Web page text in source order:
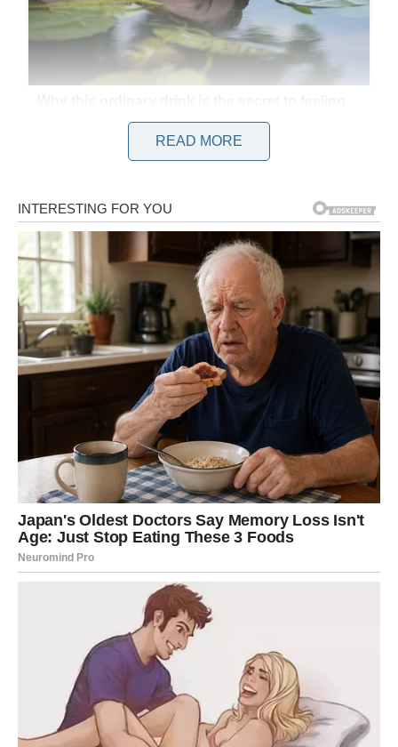
U intervjuu za magazin “Gloria” glumac je govorio o svojim
razmišljanjima o odlasku iz Srbije i trenutnim aktivnostima u
Los Angelesu. Preseljenje cijele moje obitelji golemo je i
uzbudljivo putovanje na koje svi krećemo. Možda zvuči
drastično reći da ne odlazim u potpunosti iz Srbije, ali realnost
je daleko od te ideje. Nastavit ću raditi i baviti se svojim
READ MORE